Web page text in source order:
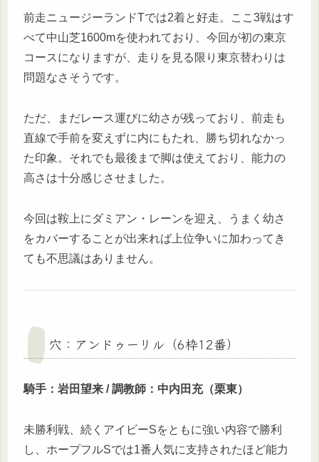
前走ニュージーランドTでは2着と好走。ここ3戦はす
べて中山芝1600mを使われており、今回が初の東京
コースになりますが、走りを見る限り東京替わりは
問題なさそうです。
ただ、まだレース運びに幼さが残っており、前走も
直線で手前を変えずに内にもたれ、勝ち切れなかっ
た印象。それでも最後まで脚は使えており、能力の
高さは十分感じさせました。
今回は鞍上にダミアン・レーンを迎え、うまく幼さ
をカバーすることが出来れば上位争いに加わってき
ても不思議はありません。
穴：アンドゥーリル（6枠12番）
騎手：岩田望来 / 調教師：中内田充（栗東）
未勝利戦、続くアイビーSをともに強い内容で勝利
し、ホープフルSでは1番人気に支持されたほど能力